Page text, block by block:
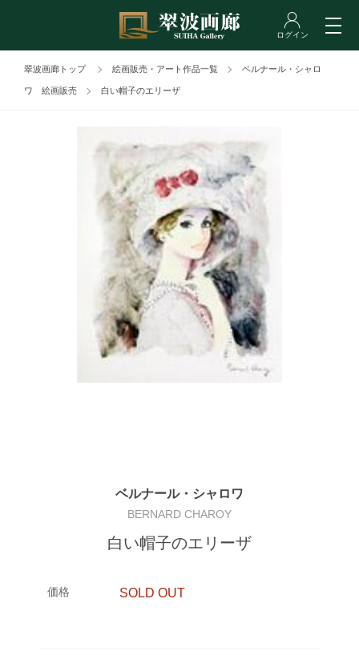
翠波画廊トップ 絵画販売・アート作品一覧 ベルナール・シャロ
ワ 絵画販売 白い帽子のエリーザ
ベルナール・シャロワ
BERNARD CHAROY
白い帽子のエリーザ
価格 SOLD OUT